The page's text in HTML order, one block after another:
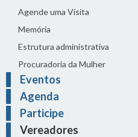
Agende uma Visita
Memória
Estrutura administrativa
Procuradoria da Mulher
Eventos
Agenda
Participe
Vereadores